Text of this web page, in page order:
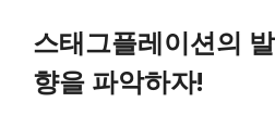
스태그플레이션의
향을 파악하자!